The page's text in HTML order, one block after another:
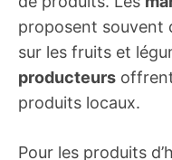
proposent souvent
sur les fruits et
producteurs
produits locaux.
Pour les produits